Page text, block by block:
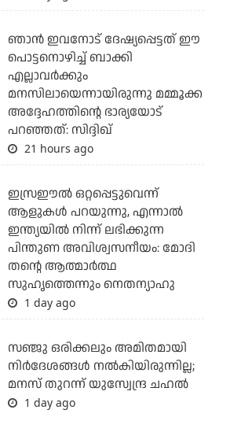
ഞാന്‍ ഇവനോട് ദേഷ്യപ്പെട്ടത് ഈ
പൊട്ടനൊഴിച്ച് ബാക്കി
എല്ലാവര്‍ക്കും
മനസിലായെന്നായിരുന്നു മമ്മൂക്ക
അദ്ദേഹത്തിന്റെ ഭാര്യയോട്
പറഞ്ഞത്: സിദ്ദിഖ്
21 hours ago
ഇസ്രഈല്‍ ഒറ്റപ്പെട്ടുവെന്ന്
ആളുകള്‍ പറയുന്നു, എന്നാല്‍
ഇന്ത്യയില്‍ നിന്ന് ലഭിക്കുന്ന
പിന്തുണ അവിശ്വസനീയം: മോദി
തന്റെ ആത്മാര്‍ത്ഥ
സുഹൃത്തെന്നും നെതന്യാഹു
1 day ago
സഞ്ജു ഒരിക്കലും അമിതമായി
നിര്‍ദേശങ്ങള്‍ നല്‍കിയിരുന്നില്ല;
മനസ് തുറന്ന് യുസ്വേന്ദ്ര ചഹല്‍
1 day ago